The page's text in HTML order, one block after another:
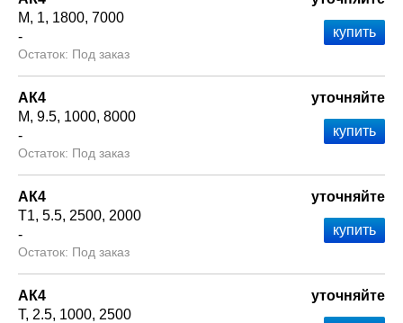
М
1 1800 7000
-
Под заказ
АК4
М 9.5 1000 8000
-
Под заказ
уточняйте
АК4
Т1 5.5 2500 2000
-
Под заказ
уточняйте
АК4
Т 2.5 1000 2500
уточняйте